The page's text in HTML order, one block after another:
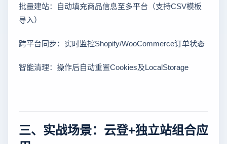
批量建站：自动填充商品信息至多平台（支持CSV模板
导入）
跨平台同步：实时监控Shopify/WooCommerce订单状态
智能清理：操作后自动重置Cookies及LocalStorage
三、实战场景：云登+独立站组合应